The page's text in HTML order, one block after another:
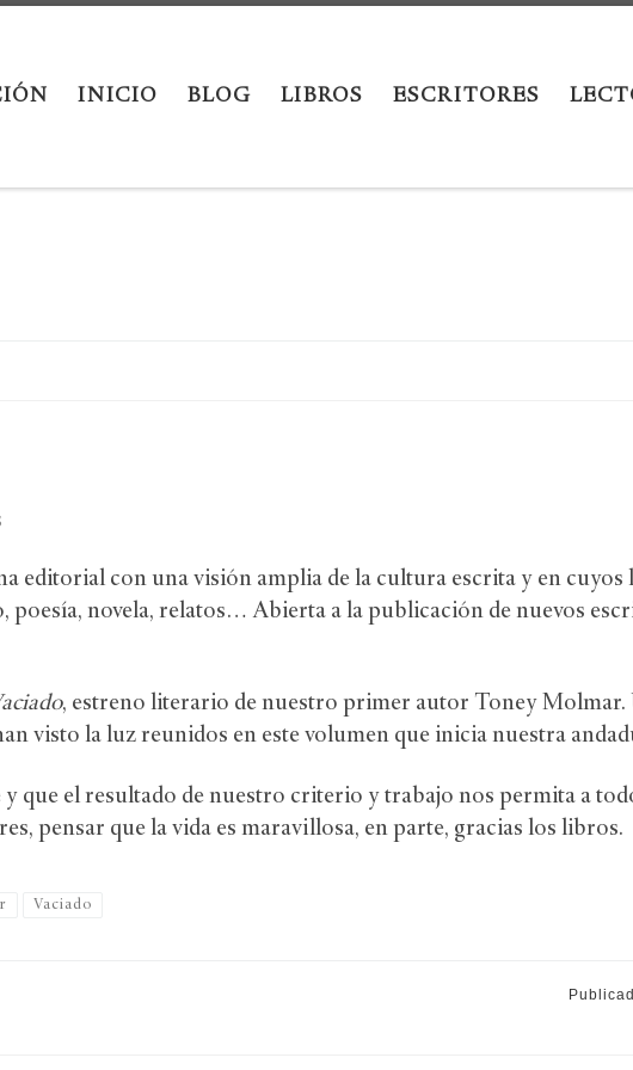
INICIO BLOG LIBROS ESCRITORES
editorial con una visión amplia de la cultura escrita y en
poesía, novela, relatos… Abierta a la publicación de nuevos
, estreno literario de nuestro primer autor Toney Molmar.
visto la luz reunidos en este volumen que inicia nuestra
que el resultado de nuestro criterio y trabajo nos permita a
pensar que la vida es maravillosa, en parte, gracias los libros.
Vaciado